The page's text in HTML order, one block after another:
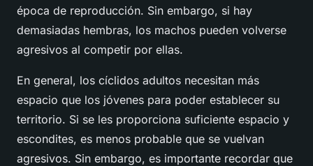
época de reproducción. Sin embargo, si hay
demasiadas hembras, los machos pueden volverse
agresivos al competir por ellas.
En general, los cíclidos adultos necesitan más
espacio que los jóvenes para poder establecer su
territorio. Si se les proporciona suficiente espacio y
escondites, es menos probable que se vuelvan
agresivos. Sin embargo, es importante recordar que